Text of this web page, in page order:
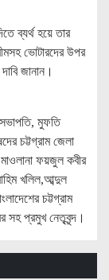
ব্যর্থ হয়ে তার
ভোটারদের উপর
জানান।
সভাপতি, মুফতি
চট্টগ্রাম জেলা
মাওলানা ফয়জুল কবীর
খলিল,আব্দুল
চট্টগ্রাম
সহ প্রমুখ নেতৃবৃন্দ।